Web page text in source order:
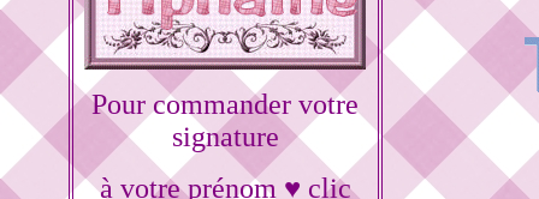
Pour commander votre
signature
à votre prénom ♥ clic